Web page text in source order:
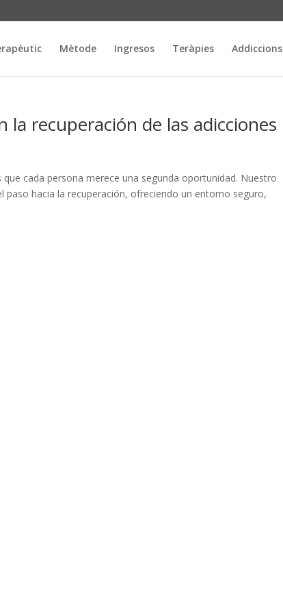
Mètode Ingresos Teràpies Addiccions
recuperación de las adicciones
cada persona merece una segunda oportunidad. Nuestro
hacia la recuperación, ofreciendo un entorno seguro,